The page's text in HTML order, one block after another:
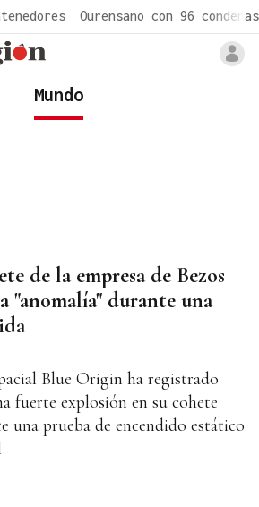
Ourensano con 96 condenas
Mundo
de la empresa de Bezos
"anomalía" durante una
Blue Origin ha registrado
fuerte explosión en su cohete
una prueba de encendido estático